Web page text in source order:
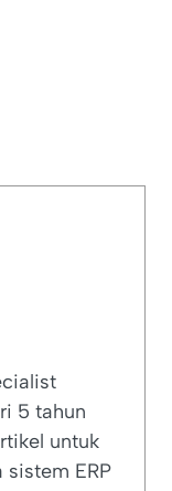
5 tahun
untuk
sistem ERP